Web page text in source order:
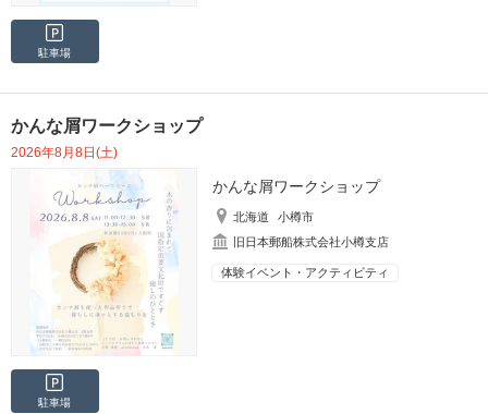
駐車場
かんな屑ワークショップ
2026年8月8日(土)
かんな屑ワークショップ
北海道
小樽市
旧日本郵船株式会社小樽支店
体験イベント・アクティビティ
駐車場